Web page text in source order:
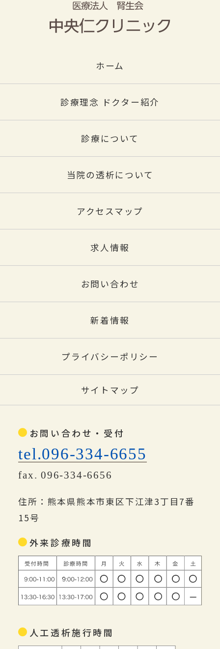
ホーム
診療理念 ドクター紹介
診療について
当院の透析について
アクセスマップ
求人情報
お問い合わせ
新着情報
プライバシーポリシー
サイトマップ
お問い合わせ・受付
tel.096-334-6655
fax. 096-334-6656
住所：熊本県熊本市東区下江津3丁目7番
15号
外来診療時間
人工透析施行時間